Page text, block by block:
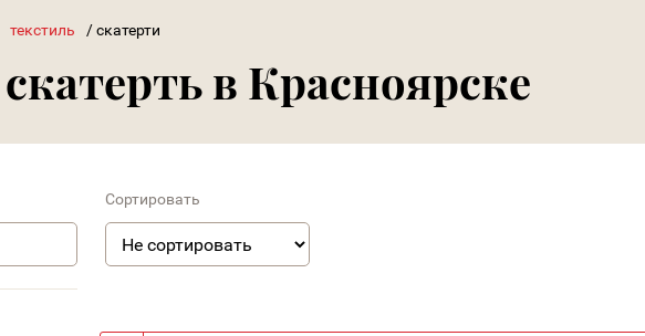
текстиль /скатерти
в Красноярске
Сортировать